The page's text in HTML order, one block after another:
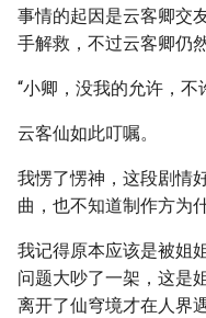
事情的起因是云客卿交
手解救，不过云客卿仍
“小卿，没我的允许，不
云客仙如此叮嘱。
我愣了愣神，这段剧情
曲，也不知道制作方为
我记得原本应该是被姐
问题大吵了一架，这是
离开了仙穹境才在人界